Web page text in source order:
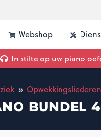
Webshop
In stilte op uw piano
BUNDEL